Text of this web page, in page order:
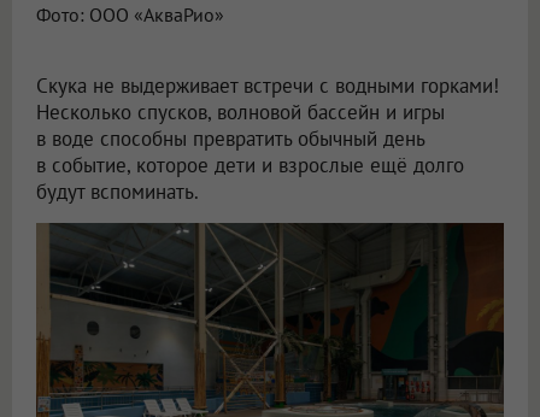
Фото: ООО «АкваРио»
Скука не выдерживает встречи с водными горками!
Несколько спусков, волновой бассейн и игры
в воде способны превратить обычный день
в событие, которое дети и взрослые ещё долго
будут вспоминать.